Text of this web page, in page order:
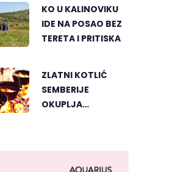
KO U KALINOVIKU
IDE NA POSAO BEZ
TERETA I PRITISKA
ZLATNI KOTLIĆ
SEMBERIJE
OKUPLJA
U DVOROVIMA